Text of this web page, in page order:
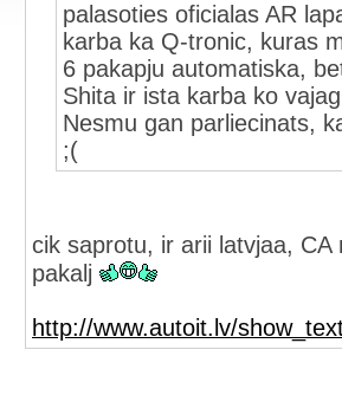
palasoties oficialas AR
karba ka Q-tronic, kuras
6 pakapju automatiska,
Shita ir ista karba ko
Nesmu gan parliecinats,
;(
cik saprotu, ir arii latvjaa,
pakalj
http://www.autoit.lv/